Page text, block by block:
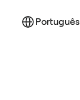
Português